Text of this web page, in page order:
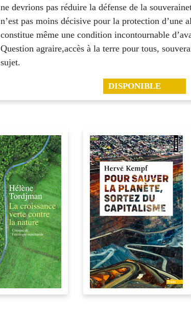
ne devrions pas réduire la défense de la
n’est pas moins décisive pour la protection d’une
constitue même une condition incontournable
Question agraire,accès à la terre pour tous,
sujet.
DISPONIBLE